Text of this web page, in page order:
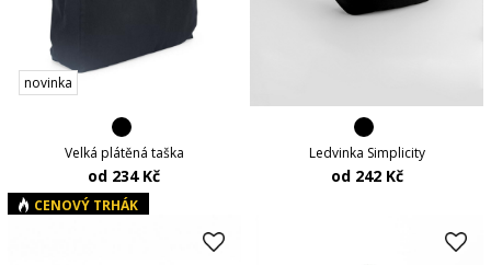
novinka
Velká plátěná taška
od 234 Kč
Ledvinka Simplicity
od 242 Kč
CENOVÝ TRHÁK